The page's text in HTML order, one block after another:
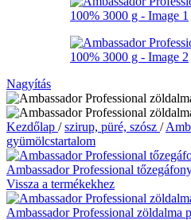
Nagyítás
Kezdőlap / szirup, püré, szósz /
gyümölcstartalom
Ambassador Professional
Vissza a termékekhez
Ambassador Professional zöldalma